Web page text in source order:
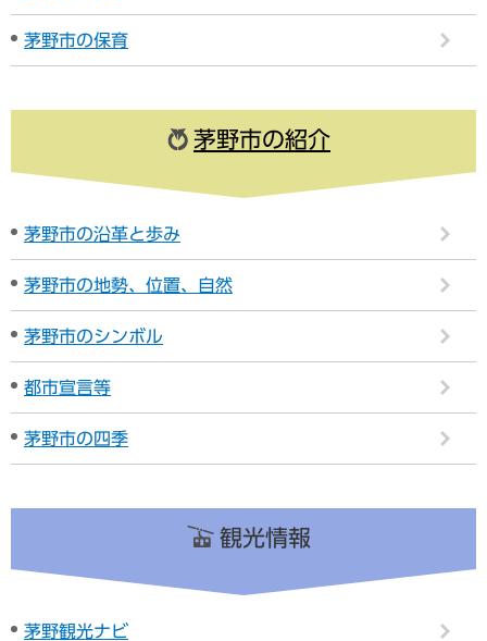
茅野市の保育
茅野市の紹介
茅野市の沿革と歩み
茅野市の地勢、位置、自然
茅野市のシンボル
都市宣言等
茅野市の四季
観光情報
茅野観光ナビ